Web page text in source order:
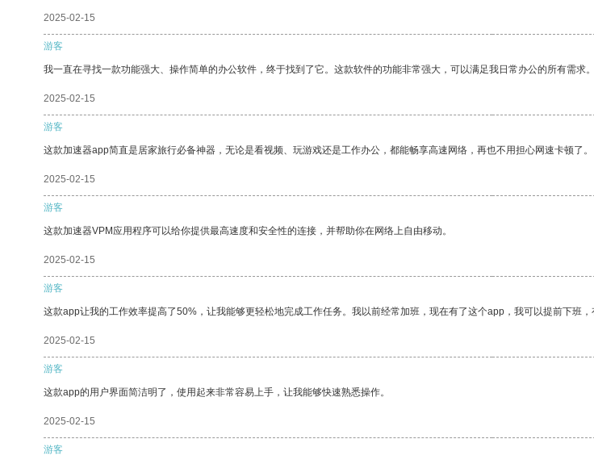
2025-02-15
游客
我一直在寻找一款功能强大、操作简单的办公软件，终于找到了它。这款软件的功能非常强大，可以满足我日常办公的所有需求
2025-02-15
游客
这款加速器app简直是居家旅行必备神器，无论是看视频、玩游戏还是工作办公，都能畅享高速网络，再也不用担心网速卡顿了。
2025-02-15
游客
这款加速器VPM应用程序可以给你提供最高速度和安全性的连接，并帮助你在网络上自由移动。
2025-02-15
游客
这款app让我的工作效率提高了50%，让我能够更轻松地完成工作任务。我以前经常加班，现在有了这个app，我可以提前下班，
2025-02-15
游客
这款app的用户界面简洁明了，使用起来非常容易上手，让我能够快速熟悉操作。
2025-02-15
游客